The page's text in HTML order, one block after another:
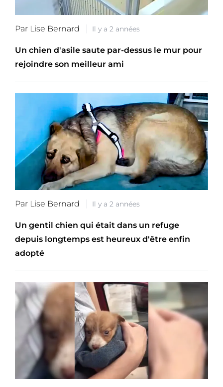
Par Lise Bernard Il y a 2 années
Un chien d'asile saute par-dessus le mur pour
rejoindre son meilleur ami
Par Lise Bernard Il y a 2 années
Un gentil chien qui était dans un refuge
depuis longtemps est heureux d'être enfin
adopté